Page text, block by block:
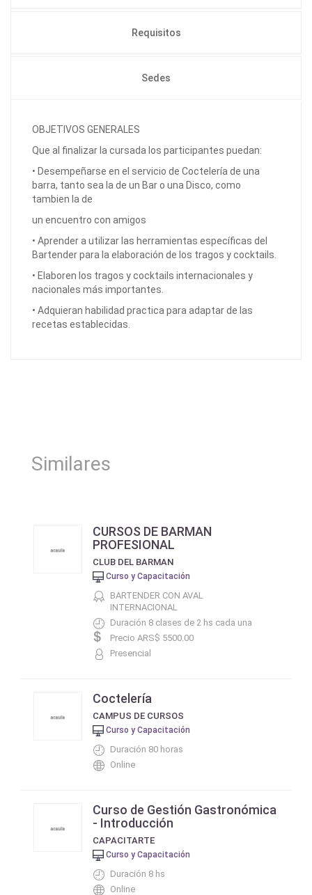
Requisitos
Sedes
OBJETIVOS GENERALES
Que al finalizar la cursada los participantes puedan:
• Desempeñarse en el servicio de Coctelería de una
barra, tanto sea la de un Bar o una Disco, como
tambien la de
un encuentro con amigos
• Aprender a utilizar las herramientas específicas del
Bartender para la elaboración de los tragos y cocktails.
• Elaboren los tragos y cocktails internacionales y
nacionales más importantes.
• Adquieran habilidad practica para adaptar de las
recetas establecidas.
Similares
CURSOS DE BARMAN
PROFESIONAL
CLUB DEL BARMAN
Curso y Capacitación
BARTENDER CON AVAL
INTERNACIONAL
Duración 8 clases de 2 hs cada una
Precio ARS$ 5500.00
Presencial
Coctelería
CAMPUS DE CURSOS
Curso y Capacitación
Duración 80 horas
Online
Curso de Gestión Gastronómica
- Introducción
CAPACITARTE
Curso y Capacitación
Duración 8 hs
Online